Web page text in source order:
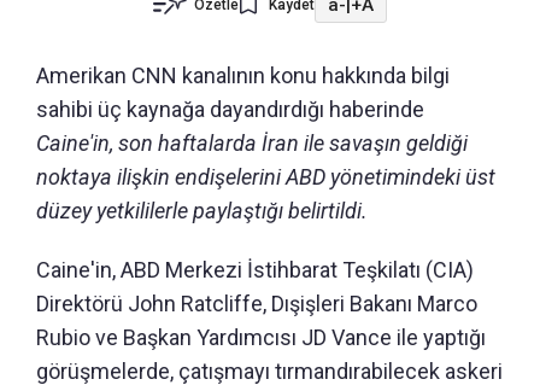
Özetle Kaydet
Amerikan CNN kanalının konu hakkında bilgi
sahibi üç kaynağa dayandırdığı haberinde
Caine'in, son haftalarda İran ile savaşın geldiği
noktaya ilişkin endişelerini ABD yönetimindeki üst
düzey yetkililerle paylaştığı belirtildi.
Caine'in, ABD Merkezi İstihbarat Teşkilatı (CIA)
Direktörü John Ratcliffe, Dışişleri Bakanı Marco
Rubio ve Başkan Yardımcısı JD Vance ile yaptığı
görüşmelerde, çatışmayı tırmandırabilecek askeri